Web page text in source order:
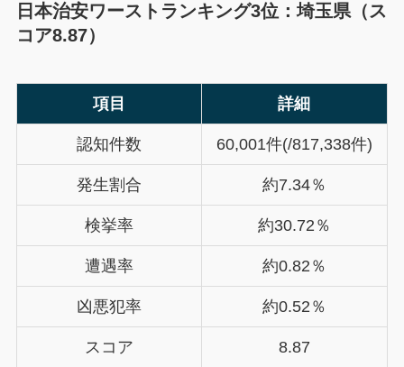
日本治安ワーストランキング3位：埼玉県（ス
コア8.87）
項目 詳細
認知件数 60,001件(/817,338件)
発生割合 約7.34％
検挙率 約30.72％
遭遇率 約0.82％
凶悪犯率 約0.52％
スコア 8.87